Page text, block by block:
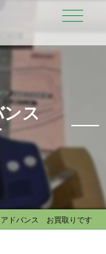
ンス
アドバンス お買取りです